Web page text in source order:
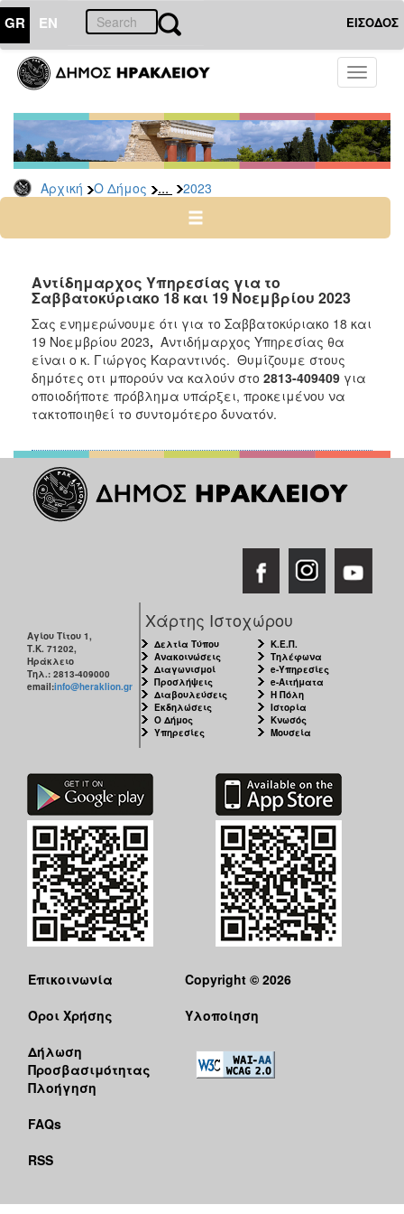
GR EN ΕΙΣΟΔΟΣ
Toggle
Αρχική Ο Δήμος ... 2023
ΔΗΜΟΣ
Δελτία
Τύπου
Αρχείο
2026
2024
2022
2021
2020
2019
2018
2016
2015
2013
ΠΟΛΙΤΙΣΜΟΣ
ΑΝΘΕΚΤΙΚΗ
ΠΟΛΗ
Αντίδημαρχος Υπηρεσίας για τo
Σαββατοκύριακο 18 και 19 Νοεμβρίου 2023
Σας ενημερώνουμε ότι για το Σαββατοκύριακο 18 και
19 Νοεμβρίου 2023, Αντιδήμαρχος Υπηρεσίας θα
είναι ο κ. Γιώργος Καραντινός. Θυμίζουμε στους
δημότες οτι μπορούν να καλούν στο 2813-409409 για
οποιοδήποτε πρόβλημα υπάρξει, προκειμένου να
τακτοποιηθεί το συντομότερο δυνατόν.
Αγίου Τίτου 1,
Τ.Κ. 71202,
Ηράκλειο
Τηλ.: 2813-409000
email:info@heraklion.gr
Χάρτης Ιστοχώρου
Δελτία Τύπου
Ανακοινώσεις
Διαγωνισμοί
Προσλήψεις
Διαβουλεύσεις
Εκδηλώσεις
Ο Δήμος
Υπηρεσίες
Κ.Ε.Π.
Τηλέφωνα
e-Υπηρεσίες
e-Αιτήματα
Η Πόλη
Ιστορία
Κνωσός
Μουσεία
Επικοινωνία
Όροι Χρήσης
Δήλωση
Προσβασιμότητας
Πλοήγηση
FAQs
RSS
Copyright © 2026
Υλοποίηση